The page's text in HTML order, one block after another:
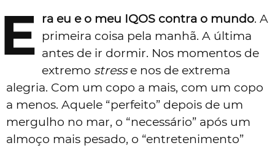
E ra eu e o meu IQOS contra o mundo. A
primeira coisa pela manhã. A última
antes de ir dormir. Nos momentos de
extremo stresse nos de extrema
alegria. Com um copo a mais, com um copo
a menos. Aquele “perfeito” depois de um
mergulho no mar, o “necessário” após um
almoço mais pesado, o “entretenimento”